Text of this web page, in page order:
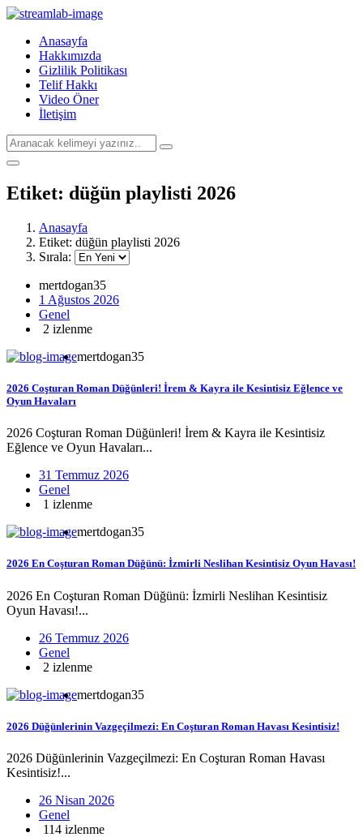
Anasayfa
Hakkımızda
Gizlilik Politikası
Telif Hakkı
Video Öner
İletişim
Etiket: düğün playlisti 2026
Anasayfa
Etiket: düğün playlisti 2026
Sırala:
mertdogan35
1 Ağustos 2026
Genel
2 izlenme
2026 Coşturan Roman Düğünleri! İrem & Kayra ile Kesintisiz Eğlence ve
Oyun Havaları
2026 Coşturan Roman Düğünleri! İrem & Kayra ile Kesintisiz
Eğlence ve Oyun Havaları...
mertdogan35
31 Temmuz 2026
Genel
1 izlenme
2026 En Coşturan Roman Düğünü: İzmirli Neslihan Kesintisiz Oyun Havası!
2026 En Coşturan Roman Düğünü: İzmirli Neslihan Kesintisiz
Oyun Havası!...
mertdogan35
26 Temmuz 2026
Genel
2 izlenme
2026 Düğünlerinin Vazgeçilmezi: En Coşturan Roman Havası Kesintisiz!
2026 Düğünlerinin Vazgeçilmezi: En Coşturan Roman Havası
Kesintisiz!...
mertdogan35
26 Nisan 2026
Genel
114 izlenme